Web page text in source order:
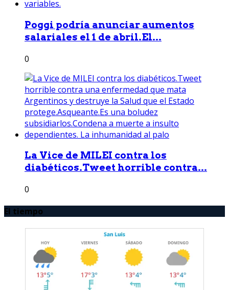
Poggi podría anunciar aumentos
salariales el 1 de abril.El...
0
La Vice de MILEI contra los
diabéticos.Tweet horrible contra...
0
El tiempo